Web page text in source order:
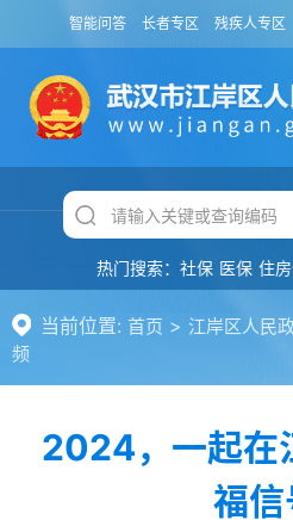
智能问答 长者专区 残疾人专区
热门搜索： 社保 医保 住
当前位置: 首页 > 江岸区人民
频
2024，一起在
福信